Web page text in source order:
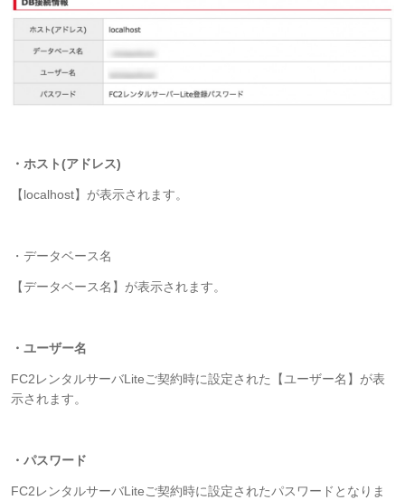
・ホスト(アドレス)
【localhost】が表示されます。
・データベース名
【データベース名】が表示されます。
・ユーザー名
FC2レンタルサーバLiteご契約時に設定された【ユーザー名】が表
示されます。
・パスワード
FC2レンタルサーバLiteご契約時に設定されたパスワードとなりま